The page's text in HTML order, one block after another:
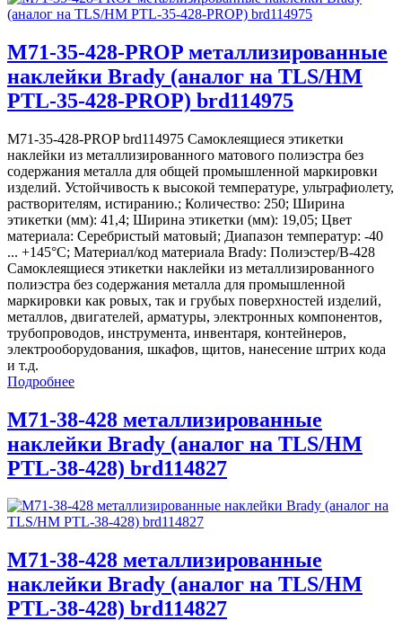
M71-35-428-PROP металлизированные
наклейки Brady (аналог на TLS/HM
PTL-35-428-PROP) brd114975
M71-35-428-PROP brd114975 Самоклеящиеся этикетки
наклейки из металлизированного матового полиэстра без
содержания металла для общей промышленной маркировки
изделий. Устойчивость к высокой температуре, ультрафиолету,
растворителям, истиранию.; Количество: 250; Ширина
этикетки (мм): 41,4; Ширина этикетки (мм): 19,05; Цвет
материала: Серебристый матовый; Диапазон температур: -40
... +145°С; Материал/код материала Brady: Полиэстер/В-428
Самоклеящиеся этикетки наклейки из металлизированного
полиэстра без содержания металла для промышленной
маркировки как ровых, так и грубых поверхностей изделий,
металлов, двигателей, арматуры, электронных компонентов,
трубопроводов, инструмента, инвентаря, контейнеров,
электрооборудования, шкафов, щитов, нанесение штрих кода
и т.д.
Подробнее
M71-38-428 металлизированные
наклейки Brady (аналог на TLS/HM
PTL-38-428) brd114827
M71-38-428 металлизированные
наклейки Brady (аналог на TLS/HM
PTL-38-428) brd114827